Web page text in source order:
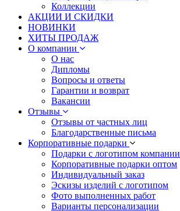
Коллекции
АКЦИИ И СКИДКИ
НОВИНКИ
ХИТЫ ПРОДАЖ
О компании
О нас
Дипломы
Вопросы и ответы
Гарантии и возврат
Вакансии
Отзывы
Отзывы от частных лиц
Благодарственные письма
Корпоративные подарки
Подарки с логотипом компании
Корпоративные подарки оптом
Индивидуальный заказ
Эскизы изделий с логотипом
Фото выполненных работ
Варианты персонализации